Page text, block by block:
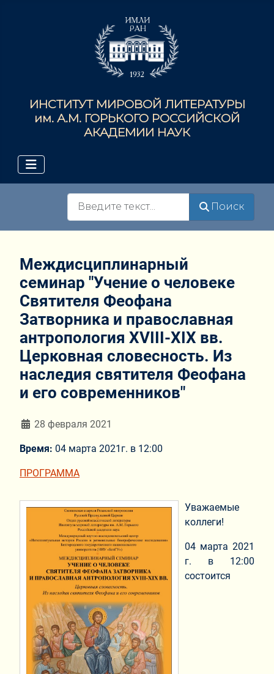
ИНСТИТУТ МИРОВОЙ ЛИТЕРАТУРЫ
им. А.М. ГОРЬКОГО РОССИЙСКОЙ
АКАДЕМИИ НАУК
Поиск
Междисциплинарный
семинар "Учение о человеке
Святителя Феофана
Затворника и православная
антропология XVIII-XIX вв.
Церковная словесность. Из
наследия святителя Феофана
и его современников"
Информация о материале
28 февраля 2021
Время: 04 марта 2021г. в 12:00
ПРОГРАММА
Уважаемые
коллеги!
04 марта 2021
г. в 12:00
состоится